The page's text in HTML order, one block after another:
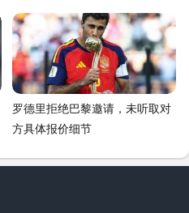
罗德里拒绝巴黎邀请，未听取对
方具体报价细节